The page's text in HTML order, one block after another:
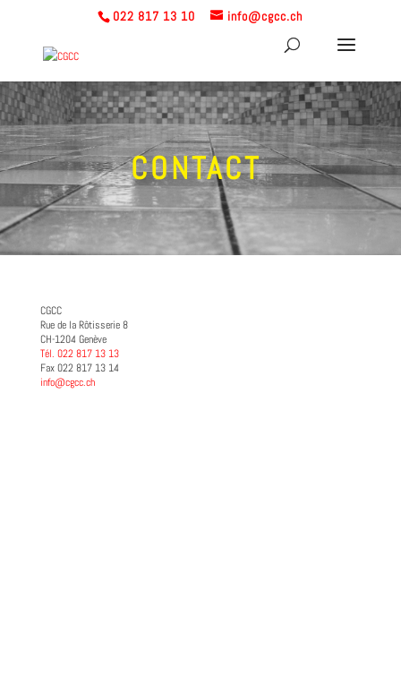
022 817 13 10 info@cgcc.ch
CONTACT
CGCC
Rue de la Rôtisserie 8
CH-1204 Genève
Tél. 022 817 13 13
Fax 022 817 13 14
info@cgcc.ch